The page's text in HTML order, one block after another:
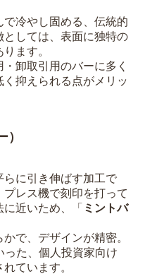
冷やし固める、伝統的
しては、表面に独特の
ます。
卸取引用のバーに多く
抑えられる点がメリッ
らに引き伸ばす加工で
レス機で刻印を打って
近いため、「 ミントバ
で、デザインが精密。
た、個人投資家向け
ています。